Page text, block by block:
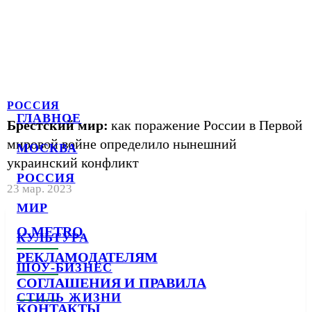
ГЛАВНОЕ
МОСКВА
РОССИЯ
МИР
КУЛЬТУРА
ШОУ-БИЗНЕС
СТИЛЬ ЖИЗНИ
РОССИЯ
Брестский мир: как поражение России в Первой
мировой войне определило нынешний
украинский конфликт
23 мар. 2023
О METRO
РЕКЛАМОДАТЕЛЯМ
СОГЛАШЕНИЯ И ПРАВИЛА
КОНТАКТЫ